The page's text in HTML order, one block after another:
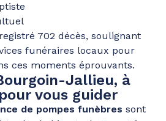
702 décès, soulignant
funéraires locaux pour
ces moments éprouvants.
Jallieu, à
vous guider
de pompes funèbres sont